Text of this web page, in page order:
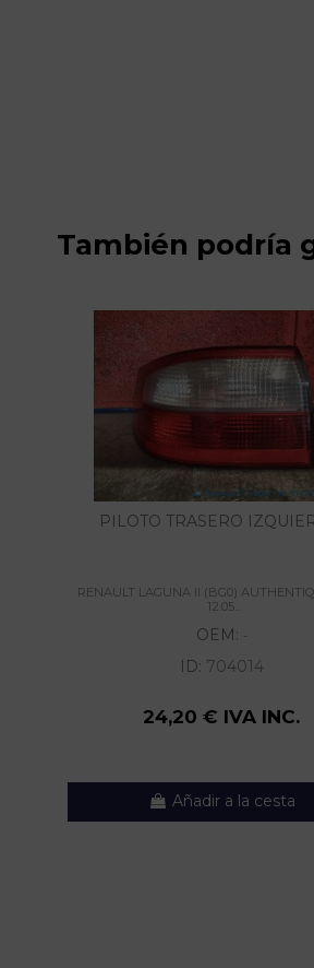
También podría
PILOTO TRASERO
RENAULT LAGUNA II (BG0)
12.05...
OEM: -
ID: 704014
24,20 € IVA INC.
Añadir a la cesta